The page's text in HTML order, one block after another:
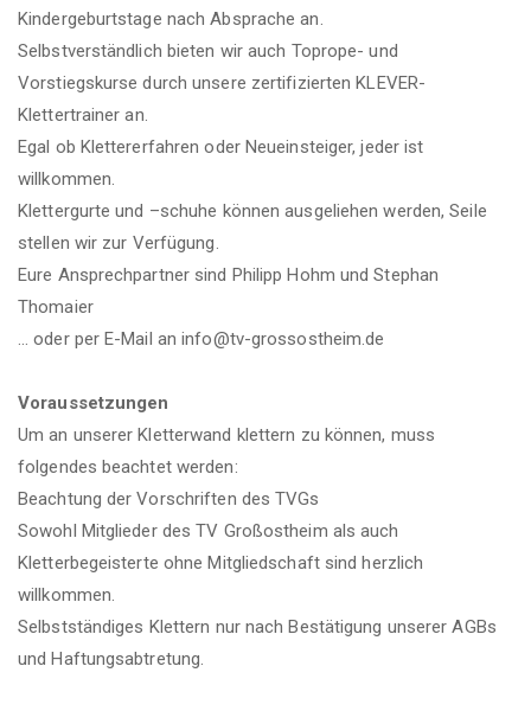
Kindergeburtstage nach Absprache an.
Selbstverständlich bieten wir auch Toprope- und
Vorstiegskurse durch unsere zertifizierten KLEVER-
Klettertrainer an.
Egal ob Klettererfahren oder Neueinsteiger, jeder ist
willkommen.
Klettergurte und –schuhe können ausgeliehen werden, Seile
stellen wir zur Verfügung.
Eure Ansprechpartner sind Philipp Hohm und Stephan
Thomaier
… oder per E-Mail an info@tv-grossostheim.de
Voraussetzungen
Um an unserer Kletterwand klettern zu können, muss
folgendes beachtet werden:
Beachtung der Vorschriften des TVGs
Sowohl Mitglieder des TV Großostheim als auch
Kletterbegeisterte ohne Mitgliedschaft sind herzlich
willkommen.
Selbstständiges Klettern nur nach Bestätigung unserer AGBs
und Haftungsabtretung.